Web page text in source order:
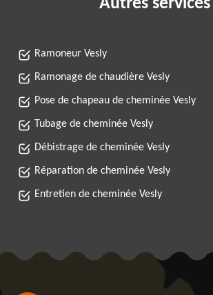
Autres services
Ramoneur Vesly
Ramonage de chaudière Vesly
Pose de chapeau de cheminée Vesly
Tubage de cheminée Vesly
Débistrage de cheminée Vesly
Réparation de cheminée Vesly
Entretien de cheminée Vesly